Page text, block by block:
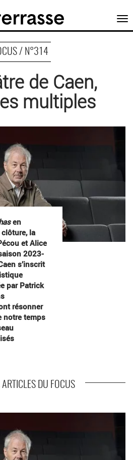
/ N°314
de Caen,
multiples
en
la
et Alice
2023-
s’inscrit
par Patrick
résonner
notre temps
ARTICLES DU FOCUS